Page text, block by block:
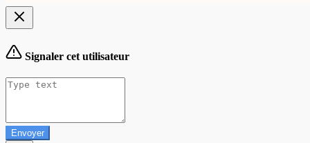
Signaler cet utilisateur
Envoyer